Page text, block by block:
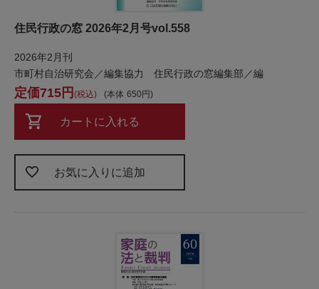
住民行政の窓 2026年2月号vol.558
2026年2月刊
市町村自治研究会／編集協力 住民行政の窓編集部／編
本体 650
715 税込
カートに入れる
お気に入りに追加